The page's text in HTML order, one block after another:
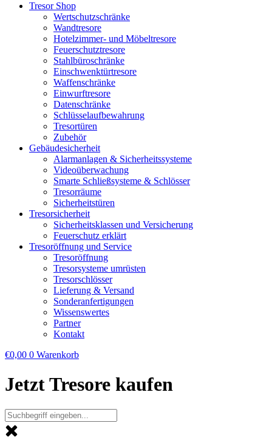
Tresor Shop
Wertschutzschränke
Wandtresore
Hotelzimmer- und Möbeltresore
Feuerschutztresore
Stahlbüroschränke
Einschwenktürtresore
Waffenschränke
Einwurftresore
Datenschränke
Schlüsselaufbewahrung
Tresortüren
Zubehör
Gebäudesicherheit
Alarmanlagen & Sicherheitssysteme
Videoüberwachung
Smarte Schließsysteme & Schlösser
Tresorräume
Sicherheitstüren
Tresorsicherheit
Sicherheitsklassen und Versicherung
Feuerschutz erklärt
Tresoröffnung und Service
Tresoröffnung
Tresorsysteme umrüsten
Tresorschlösser
Lieferung & Versand
Sonderanfertigungen
Wissenswertes
Partner
Kontakt
€0,00 0 Warenkorb
Jetzt Tresore kaufen